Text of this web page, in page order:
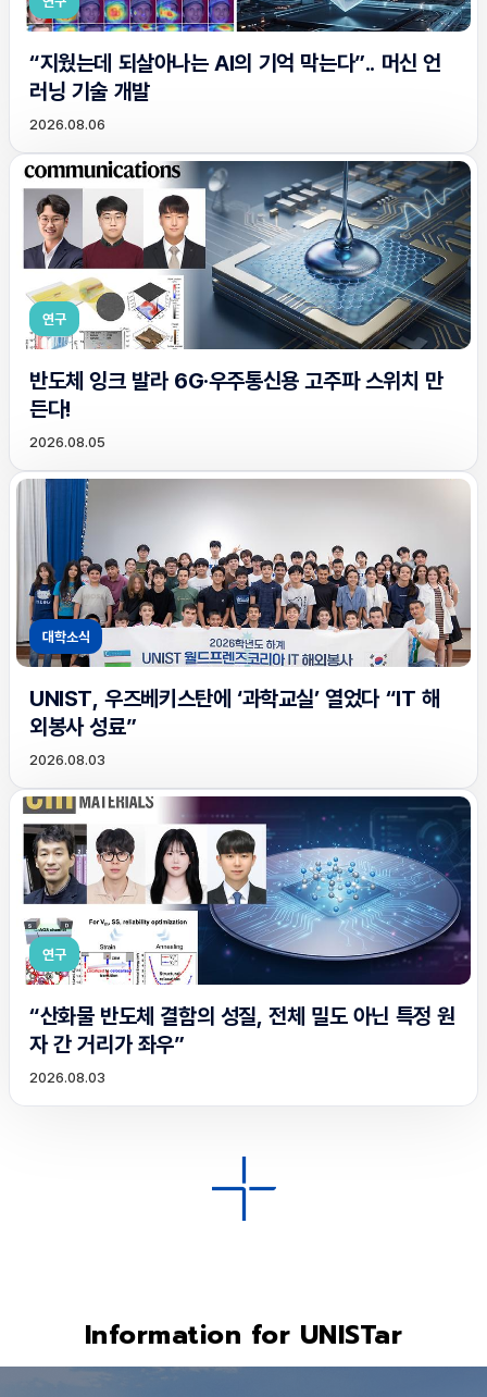
“지웠는데 되살아나는 AI의 기억 막는다”.. 머신 언
러닝 기술 개발
2026.08.06
연구
반도체 잉크 발라 6G·우주통신용 고주파 스위치 만
든다!
2026.08.05
대학소식
UNIST, 우즈베키스탄에 ‘과학교실’ 열었다 “IT 해
외봉사 성료”
2026.08.03
연구
“산화물 반도체 결함의 성질, 전체 밀도 아닌 특정 원
자 간 거리가 좌우”
2026.08.03
Information for UNISTar